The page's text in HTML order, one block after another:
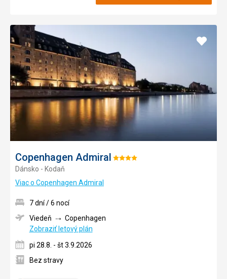
Copenhagen Admiral Hodnotenie:
Dánsko - Kodaň
Viac o Copenhagen Admiral
Pridať
7 dní / 6 nocí
Viedeň
Copenhagen
Zobraziť letový plán
pi 28.8. - št 3.9.2026
Bez stravy